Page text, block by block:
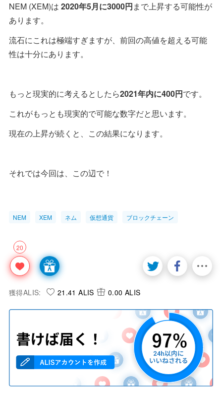
NEM (XEM)は 2020年5月に3000円まで上昇する可能性が
あります。
流石にこれは極端すぎますが、前回の高値を超える可能
性は十分にあります。
もっと現実的に考えるとしたら2021年内に400円です。
これがもっとも現実的で可能な数字だと思います。
現在の上昇が続くと、この結果になります。
それでは今回は、この辺で！
NEM XEM ネム 仮想通貨 ブロックチェーン
20
獲得ALIS: 21.41 ALIS 0.00 ALIS